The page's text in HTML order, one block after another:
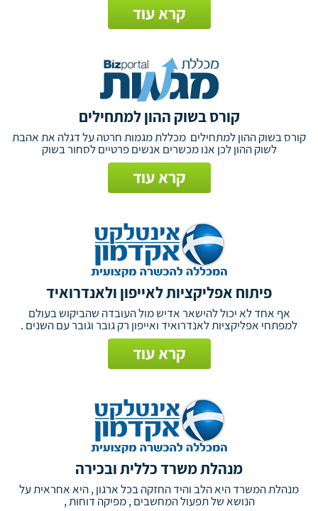
קרא עוד
קורס בשוק ההון למתחילים
קורס בשוק ההון למתחילים מכללת מגמות חרטה על דגלה את אהבת
לשוק ההון לכן אנו מכשרים אנשים פרטיים לסחור בשוק
קרא עוד
פיתוח אפליקציות לאייפון ולאנדרואיד
אף אחד לא יכול להישאר אדיש מול העובדה שהביקוש בעולם
למפתחי אפליקציות לאנדרואיד ואייפון רק גובר וגובר עם השנים .
קרא עוד
מנהלת משרד כללית ובכירה
מנהלת המשרד היא הלב והיד החזקה בכל ארגון , היא אחראית על
הנושא של תפעול המחשבים , מפיקה דוחות ,